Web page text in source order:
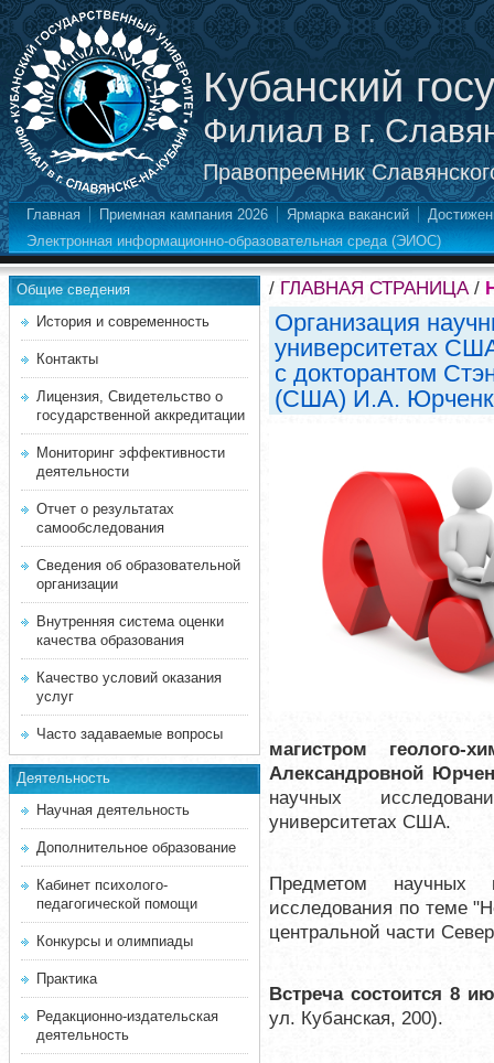
Кубанский
Филиал в г.
Правопреемник
Главная Приемная кампания 2026 Ярмарка вакансий
Электронная информационно-образовательная среда (ЭИОС)
Общие сведения
История и современность
Контакты
Лицензия, Свидетельство о
государственной аккредитации
Мониторинг эффективности
деятельности
Отчет о результатах
самообследования
Сведения об образовательной
организации
Внутренняя система оценки
качества образования
Качество условий оказания
услуг
Часто задаваемые вопросы
Деятельность
Научная деятельность
Дополнительное образование
Кабинет психолого-
педагогической помощи
Конкурсы и олимпиады
Практика
Редакционно-издательская
деятельность
/ ГЛАВНАЯ СТРАНИЦА/
Организация
университетах
с докторантом
(США) И.А.
магистром геолого-
Александровной
научных
университетах США.
Предметом научных
исследования по теме
центральной части
Встреча состоится 8
ул. Кубанская, 200).